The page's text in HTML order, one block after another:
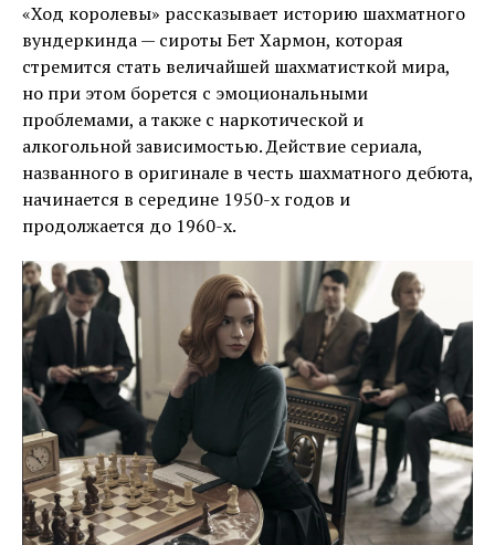
«Ход королевы» рассказывает историю шахматного
вундеркинда — сироты Бет Хармон, которая
стремится стать величайшей шахматисткой мира,
но при этом борется с эмоциональными
проблемами, а также с наркотической и
алкогольной зависимостью. Действие сериала,
названного в оригинале в честь шахматного дебюта,
начинается в середине 1950-х годов и
продолжается до 1960-x.